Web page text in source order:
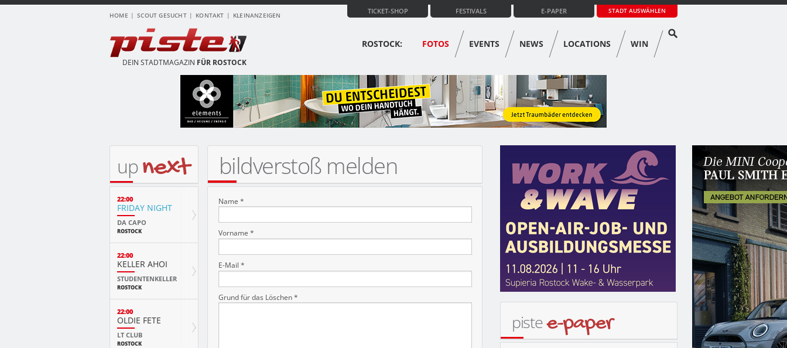
HOME SCOUT GESUCHT KONTAKT KLEINANZEIGEN
STADT AUSWÄHLEN
E-PAPER
FESTIVALS
TICKET-SHOP
DEIN STADTMAGAZIN FÜR ROSTOCK
ROSTOCK: FOTOS EVENTS NEWS LOCATIONS WIN
bildverstoß melden
Name *
Vorname *
E-Mail *
Grund für das Löschen *
upnext
22:00
FRIDAY NIGHT
DA CAPO
ROSTOCK
22:00
KELLER AHOI
STUDENTENKELLER
ROSTOCK
22:00
OLDIE FETE
LT CLUB
ROSTOCK
pistee-paper